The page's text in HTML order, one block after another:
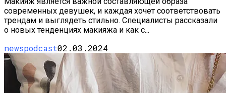
современных девушек, и каждая хочет соответствовать
трендам и выглядеть стильно. Специалисты рассказали
о новых тенденциях макияжа и как с...
newspodcast02.03.2024